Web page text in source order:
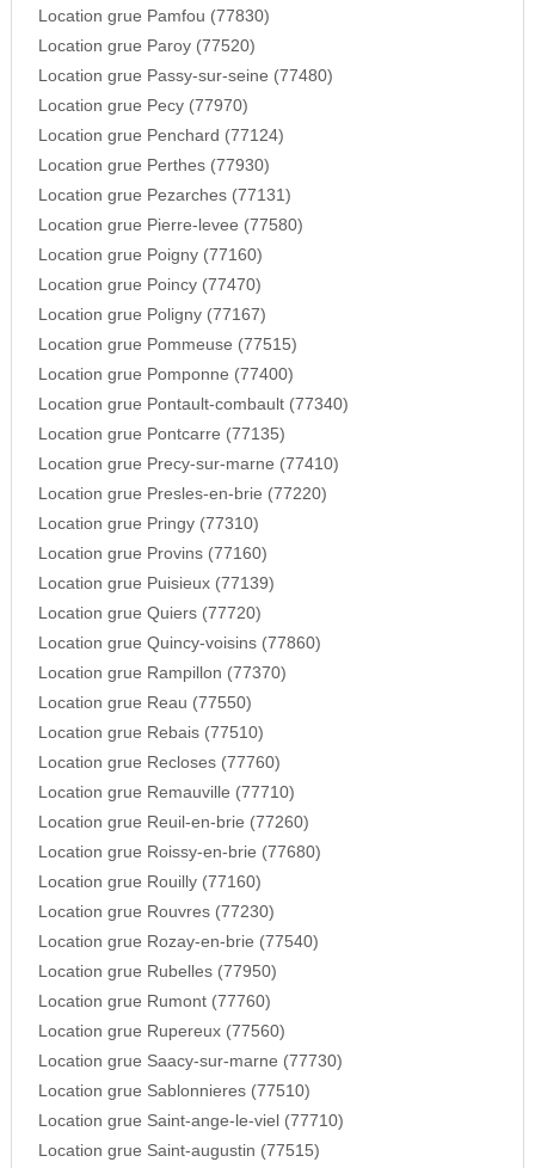
Location grue Pamfou (77830)
Location grue Paroy (77520)
Location grue Passy-sur-seine (77480)
Location grue Pecy (77970)
Location grue Penchard (77124)
Location grue Perthes (77930)
Location grue Pezarches (77131)
Location grue Pierre-levee (77580)
Location grue Poigny (77160)
Location grue Poincy (77470)
Location grue Poligny (77167)
Location grue Pommeuse (77515)
Location grue Pomponne (77400)
Location grue Pontault-combault (77340)
Location grue Pontcarre (77135)
Location grue Precy-sur-marne (77410)
Location grue Presles-en-brie (77220)
Location grue Pringy (77310)
Location grue Provins (77160)
Location grue Puisieux (77139)
Location grue Quiers (77720)
Location grue Quincy-voisins (77860)
Location grue Rampillon (77370)
Location grue Reau (77550)
Location grue Rebais (77510)
Location grue Recloses (77760)
Location grue Remauville (77710)
Location grue Reuil-en-brie (77260)
Location grue Roissy-en-brie (77680)
Location grue Rouilly (77160)
Location grue Rouvres (77230)
Location grue Rozay-en-brie (77540)
Location grue Rubelles (77950)
Location grue Rumont (77760)
Location grue Rupereux (77560)
Location grue Saacy-sur-marne (77730)
Location grue Sablonnieres (77510)
Location grue Saint-ange-le-viel (77710)
Location grue Saint-augustin (77515)